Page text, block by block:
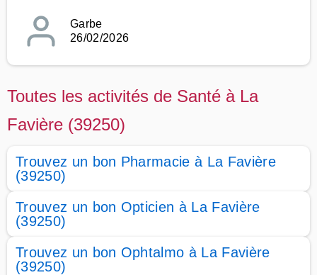
Garbe
26/02/2026
Toutes les activités de Santé à La
Favière (39250)
Trouvez un bon Pharmacie à La Favière
(39250)
Trouvez un bon Opticien à La Favière
(39250)
Trouvez un bon Ophtalmo à La Favière
(39250)